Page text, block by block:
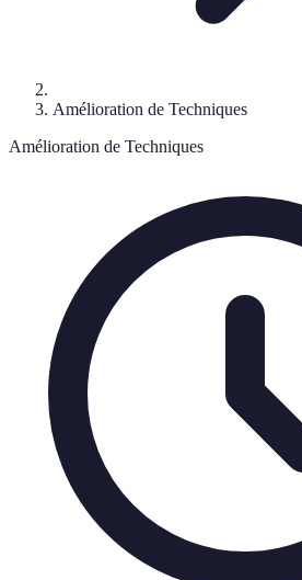
Amélioration de Techniques
Amélioration de Techniques